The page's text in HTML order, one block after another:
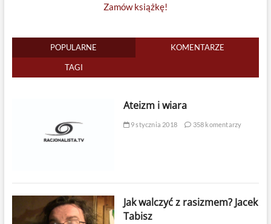
Zamów książkę!
POPULARNE KOMENTARZE
TAGI
Ateizm i wiara
9 stycznia 2018 358 komentarzy
Jak walczyć z rasizmem? Jacek
Tabisz